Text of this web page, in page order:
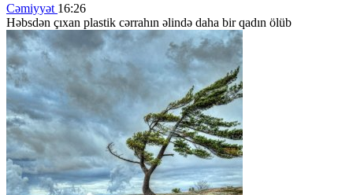
Cəmiyyət 16:26
Həbsdən çıxan plastik cərrahın əlində daha bir qadın ölüb